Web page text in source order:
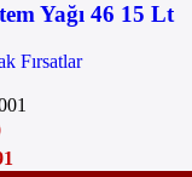
Yağı 46 15 Lt
Fırsatlar